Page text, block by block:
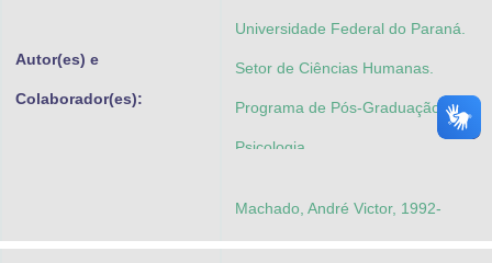
Autor(es) e
Colaborador(es):
Universidade Federal do Paraná.
Setor de Ciências Humanas.
Programa de Pós-Graduação em
Psicologia
Machado, André Victor, 1992-